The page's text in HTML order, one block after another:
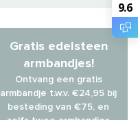
Gratis edelsteen
armbandjes!
Ontvang een gratis
armbandje t.w.v. €24,95 bij
besteding van €75, en
9.6